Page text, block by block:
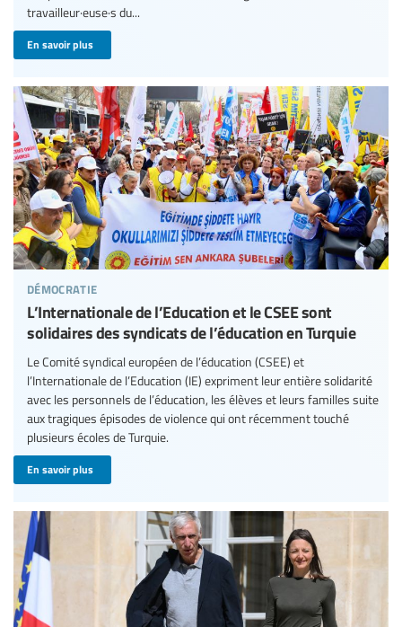
travailleur·euse·s du...
En savoir plus
démocratie
L’Internationale de l’Education et le CSEE sont
solidaires des syndicats de l’éducation en Turquie
Le Comité syndical européen de l’éducation (CSEE) et
l’Internationale de l’Education (IE) expriment leur entière solidarité
avec les personnels de l’éducation, les élèves et leurs familles suite
aux tragiques épisodes de violence qui ont récemment touché
plusieurs écoles de Turquie.
En savoir plus